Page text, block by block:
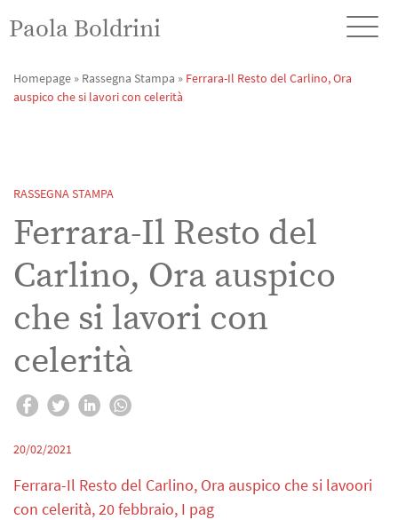
Paola Boldrini
Homepage » Rassegna Stampa » Ferrara-Il Resto del Carlino, Ora
auspico che si lavori con celerità
RASSEGNA STAMPA
Ferrara-Il Resto del
Carlino, Ora auspico
che si lavori con
celerità
20/02/2021
Ferrara-Il Resto del Carlino, Ora auspico che si lavoori
con celerità, 20 febbraio, I pag